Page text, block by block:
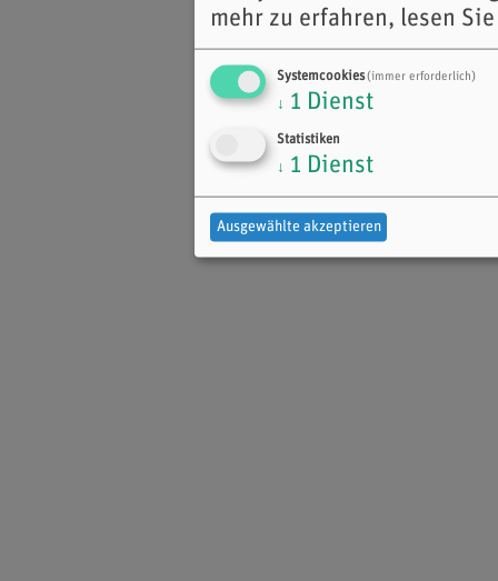
mehr zu erfahren, lesen
Systemcookies(immer erforderlich)
↓ 1 Dienst
Statistiken
↓ 1 Dienst
Ausgewählte akzeptieren